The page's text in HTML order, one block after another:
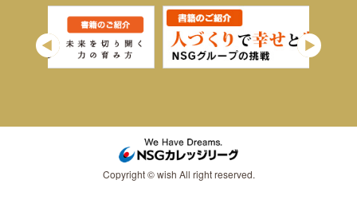
Copyright © wish All right reserved.